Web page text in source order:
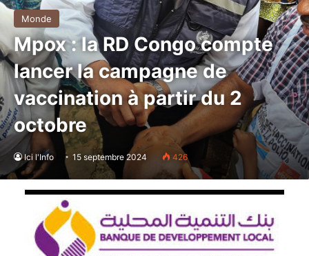
Monde
Mpox : la RD Congo compte
lancer la campagne de
vaccination à partir du 2
octobre
Ici l'Info 15 septembre 2024 426